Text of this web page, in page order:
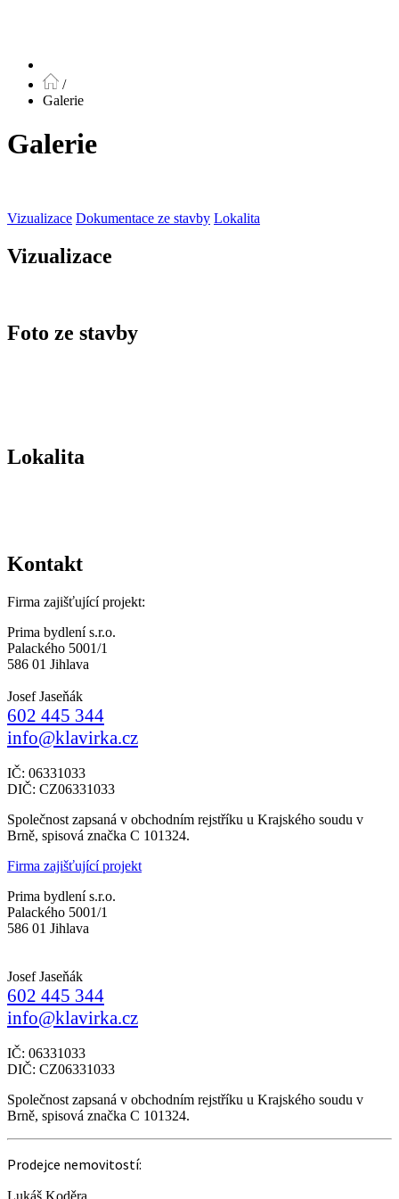
/
Galerie
Galerie
Vizualizace Dokumentace ze stavby Lokalita
Vizualizace
Foto ze stavby
Lokalita
Kontakt
Firma zajišťující projekt:
Prima bydlení s.r.o.
Palackého 5001/1
586 01 Jihlava
Josef Jaseňák
602 445 344
info@klavirka.cz
IČ: 06331033
DIČ: CZ06331033
Společnost zapsaná v obchodním rejstříku u Krajského soudu v
Brně, spisová značka C 101324.
Firma zajišťující projekt
Prima bydlení s.r.o.
Palackého 5001/1
586 01 Jihlava
Josef Jaseňák
602 445 344
info@klavirka.cz
IČ: 06331033
DIČ: CZ06331033
Společnost zapsaná v obchodním rejstříku u Krajského soudu v
Brně, spisová značka C 101324.
Prodejce nemovitostí: